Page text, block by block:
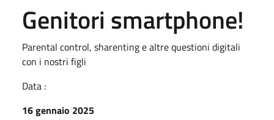
Genitori smartphone!
Parental control, sharenting e altre questioni digitali
con i nostri figli
Data :
16 gennaio 2025